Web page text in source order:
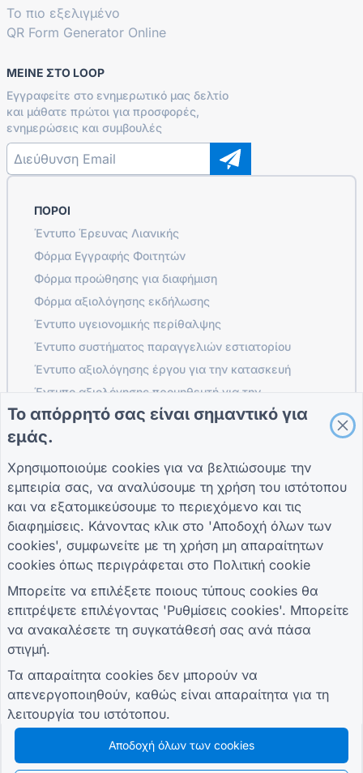
Το πιο εξελιγμένο
QR Form Generator Online
ΜΕΊΝΕ ΣΤΟ LOOP
Εγγραφείτε στο ενημερωτικό μας δελτίο
και μάθατε πρώτοι για προσφορές,
ενημερώσεις και συμβουλές
ΠΌΡΟΙ
Έντυπο Έρευνας Λιανικής
Φόρμα Εγγραφής Φοιτητών
Φόρμα προώθησης για διαφήμιση
Φόρμα αξιολόγησης εκδήλωσης
Έντυπο υγειονομικής περίθαλψης
Έντυπο συστήματος παραγγελιών εστιατορίου
Έντυπο αξιολόγησης έργου για την κατασκευή
Έντυπο αξιολόγησης προμηθευτή για την
εφοδιαστική
Έντυπο Αίτησης Υπηρεσιών για Υπηρεσίες κοινής
ωφέλειας
Φόρμα δέσμευσης πελατών
ΓΊΝΕΤΕ ΜΈΛΟΣ ΤΗΣ ΚΟΙΝΌΤΗΤΑΣ
ΟΔΗΓΟΊ
Κέντρο βοήθειας
Ιστολόγιο
TIGER FORM
Οδηγός
ΕΤΑΙΡΕΊΑ
Σχετικά με εμάς
Επικοινωνήστε μαζί
μας
Οροι
Πολιτική Απορρήτου
Ρυθμίσεις cookies
Το απόρρητό σας είναι σημαντικό για
εμάς.
Χρησιμοποιούμε cookies για να βελτιώσουμε την
εμπειρία σας, να αναλύσουμε τη χρήση του ιστότοπου
και να εξατομικεύσουμε το περιεχόμενο και τις
διαφημίσεις. Κάνοντας κλικ στο 'Αποδοχή όλων των
cookies', συμφωνείτε με τη χρήση μη απαραίτητων
cookies όπως περιγράφεται στο Πολιτική cookie
Μπορείτε να επιλέξετε ποιους τύπους cookies θα
επιτρέψετε επιλέγοντας 'Ρυθμίσεις cookies'. Μπορείτε
να ανακαλέσετε τη συγκατάθεσή σας ανά πάσα
στιγμή.
Τα απαραίτητα cookies δεν μπορούν να
απενεργοποιηθούν, καθώς είναι απαραίτητα για τη
λειτουργία του ιστότοπου.
Αποδοχή όλων των cookies